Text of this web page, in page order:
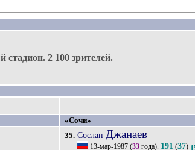
стадион.2 100 зрителей.
«Сочи»
35. Сослан Джанаев
13-мар-1987 (33 года). 191 (37)